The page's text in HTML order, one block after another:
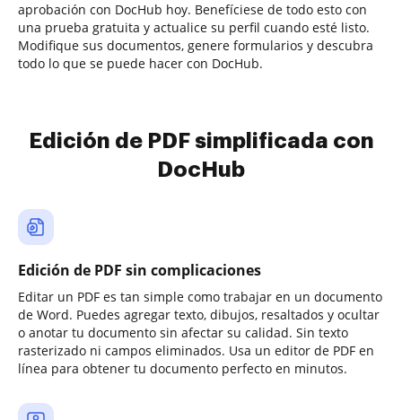
aprobación con DocHub hoy. Benefíciese de todo esto con
una prueba gratuita y actualice su perfil cuando esté listo.
Modifique sus documentos, genere formularios y descubra
todo lo que se puede hacer con DocHub.
Edición de PDF simplificada con
DocHub
Edición de PDF sin complicaciones
Editar un PDF es tan simple como trabajar en un documento
de Word. Puedes agregar texto, dibujos, resaltados y ocultar
o anotar tu documento sin afectar su calidad. Sin texto
rasterizado ni campos eliminados. Usa un editor de PDF en
línea para obtener tu documento perfecto en minutos.